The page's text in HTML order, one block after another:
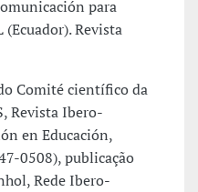
para
Revista
Comité científico da
Revista Ibero-
en Educación,
0508), publicação
Rede Ibero-